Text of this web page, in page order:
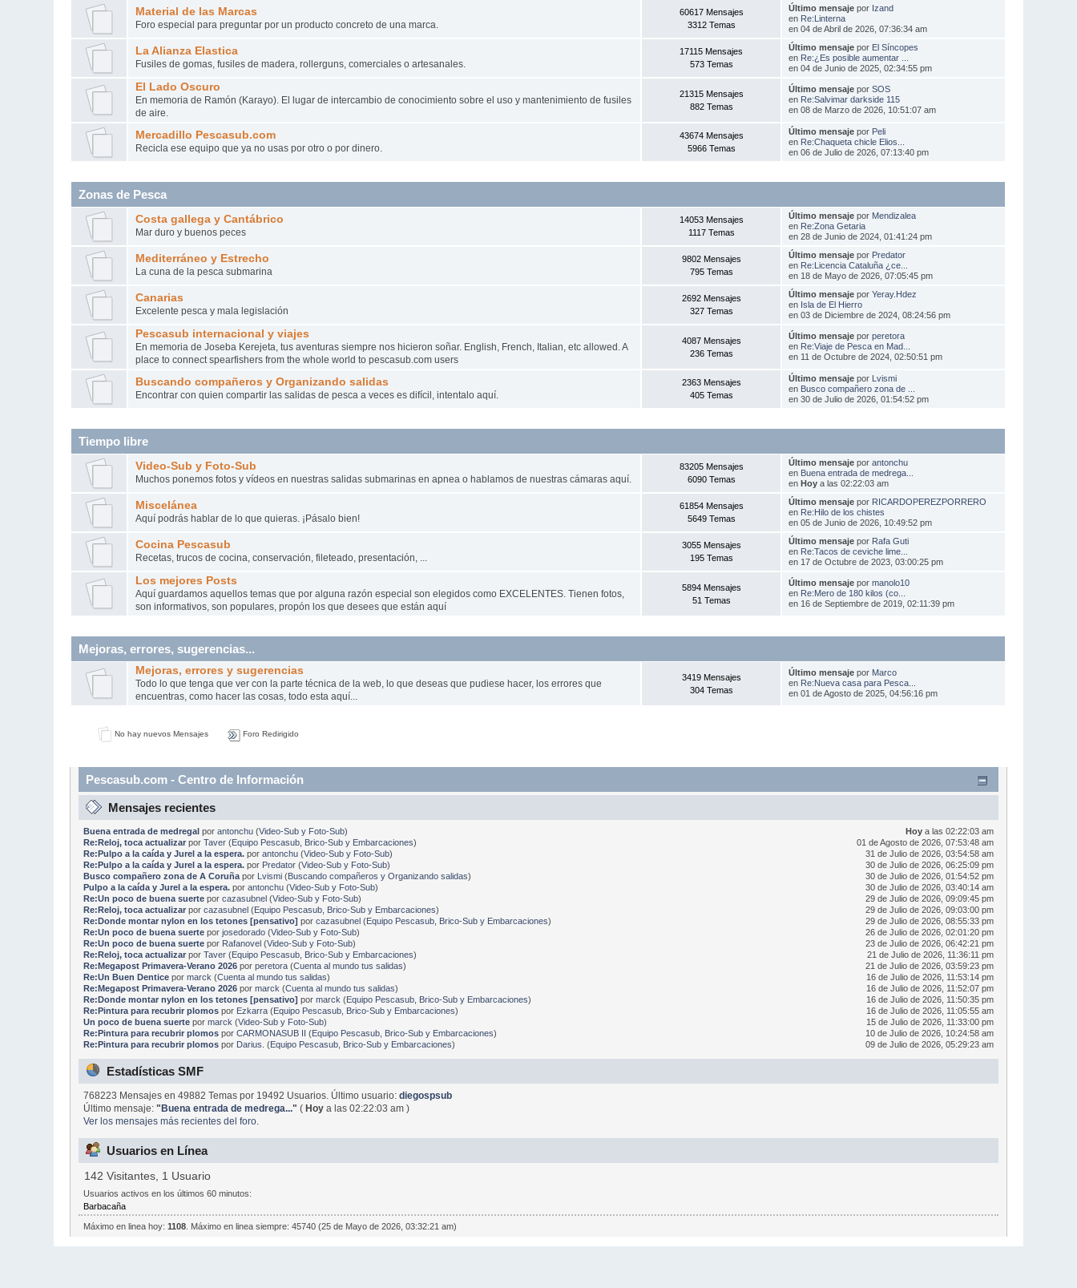
Material de las Marcas
Foro especial para preguntar por un producto concreto de una marca.
60617 Mensajes
3312 Temas
Último mensajepor Izand
en Re:Linterna
en 04 de Abril de 2026, 07:36:34 am
La Alianza Elastica
Fusiles de gomas, fusiles de madera, rollerguns, comerciales o artesanales.
17115 Mensajes
573 Temas
Último mensajepor El Síncopes
en Re:¿Es posible aumentar ...
en 04 de Junio de 2025, 02:34:55 pm
El Lado Oscuro
En memoria de Ramón (Karayo). El lugar de intercambio de conocimiento sobre el uso y mantenimiento de fusiles
de aire.
21315 Mensajes
882 Temas
Último mensajepor SOS
en Re:Salvimar darkside 115
en 08 de Marzo de 2026, 10:51:07 am
Mercadillo Pescasub.com
Recicla ese equipo que ya no usas por otro o por dinero.
43674 Mensajes
5966 Temas
Último mensajepor Peli
en Re:Chaqueta chicle Elios...
en 06 de Julio de 2026, 07:13:40 pm
Zonas de Pesca
Costa gallega y Cantábrico
Mar duro y buenos peces
14053 Mensajes
1117 Temas
Último mensajepor Mendizalea
en Re:Zona Getaria
en 28 de Junio de 2024, 01:41:24 pm
Mediterráneo y Estrecho
La cuna de la pesca submarina
9802 Mensajes
795 Temas
Último mensajepor Predator
en Re:Licencia Cataluña ¿ce...
en 18 de Mayo de 2026, 07:05:45 pm
Canarias
Excelente pesca y mala legislación
2692 Mensajes
327 Temas
Último mensajepor Yeray.Hdez
en Isla de El Hierro
en 03 de Diciembre de 2024, 08:24:56 pm
Pescasub internacional y viajes
En memoria de Joseba Kerejeta, tus aventuras siempre nos hicieron soñar. English, French, Italian, etc allowed. A
place to connect spearfishers from the whole world to pescasub.com users
4087 Mensajes
236 Temas
Último mensajepor peretora
en Re:Viaje de Pesca en Mad...
en 11 de Octubre de 2024, 02:50:51 pm
Buscando compañeros y Organizando salidas
Encontrar con quien compartir las salidas de pesca a veces es difícil, intentalo aquí­.
2363 Mensajes
405 Temas
Último mensajepor Lvismi
en Busco compañero zona de ...
en 30 de Julio de 2026, 01:54:52 pm
Tiempo libre
Video-Sub y Foto-Sub
Muchos ponemos fotos y vídeos en nuestras salidas submarinas en apnea o hablamos de nuestras cámaras aquí.
83205 Mensajes
6090 Temas
Último mensajepor antonchu
en Buena entrada de medrega...
en Hoya las 02:22:03 am
Miscelánea
Aquí podrás hablar de lo que quieras. ¡Pásalo bien!
61854 Mensajes
5649 Temas
Último mensajepor RICARDOPEREZPORRERO
en Re:Hilo de los chistes
en 05 de Junio de 2026, 10:49:52 pm
Cocina Pescasub
Recetas, trucos de cocina, conservación, fileteado, presentación, ...
3055 Mensajes
195 Temas
Último mensajepor Rafa Guti
en Re:Tacos de ceviche lime...
en 17 de Octubre de 2023, 03:00:25 pm
Los mejores Posts
Aquí­ guardamos aquellos temas que por alguna razón especial son elegidos como EXCELENTES. Tienen fotos,
son informativos, son populares, propón los que desees que están aquí­
5894 Mensajes
51 Temas
Último mensajepor manolo10
en Re:Mero de 180 kilos (co...
en 16 de Septiembre de 2019, 02:11:39 pm
Mejoras, errores, sugerencias...
Mejoras, errores y sugerencias
Todo lo que tenga que ver con la parte técnica de la web, lo que deseas que pudiese hacer, los errores que
encuentras, como hacer las cosas, todo esta aquí...
3419 Mensajes
304 Temas
Último mensajepor Marco
en Re:Nueva casa para Pesca...
en 01 de Agosto de 2025, 04:56:16 pm
No hay nuevos Mensajes Foro Redirigido
Pescasub.com - Centro de Información
Mensajes recientes
Buena entrada de medregalpor antonchu(Video-Sub y Foto-Sub) Hoy a las 02:22:03 am
Re:Reloj, toca actualizarpor Taver(Equipo Pescasub, Brico-Sub y Embarcaciones)
01 de Agosto de 2026, 07:53:48 am
Re:Pulpo a la caída y Jurel a la espera.por antonchu(Video-Sub y Foto-Sub)
31 de Julio de 2026, 03:54:58 am
Re:Pulpo a la caída y Jurel a la espera.por Predator(Video-Sub y Foto-Sub)
30 de Julio de 2026, 06:25:09 pm
Busco compañero zona de A Coruñapor Lvismi(Buscando compañeros y Organizando salidas)
30 de Julio de 2026, 01:54:52 pm
Pulpo a la caída y Jurel a la espera.por antonchu(Video-Sub y Foto-Sub)
30 de Julio de 2026, 03:40:14 am
Re:Un poco de buena suertepor cazasubnel(Video-Sub y Foto-Sub)
29 de Julio de 2026, 09:09:45 pm
Re:Reloj, toca actualizarpor cazasubnel(Equipo Pescasub, Brico-Sub y Embarcaciones)
29 de Julio de 2026, 09:03:00 pm
Re:Donde montar nylon en los tetones [pensativo] por cazasubnel(Equipo Pescasub, Brico-Sub y Embarcaciones)
29 de Julio de 2026, 08:55:33 pm
Re:Un poco de buena suertepor josedorado(Video-Sub y Foto-Sub)
26 de Julio de 2026, 02:01:20 pm
Re:Un poco de buena suertepor Rafanovel(Video-Sub y Foto-Sub)
23 de Julio de 2026, 06:42:21 pm
Re:Reloj, toca actualizarpor Taver(Equipo Pescasub, Brico-Sub y Embarcaciones)
21 de Julio de 2026, 11:36:11 pm
Re:Megapost Primavera-Verano 2026por peretora(Cuenta al mundo tus salidas)
21 de Julio de 2026, 03:59:23 pm
Re:Un Buen Denticepor marck (Cuenta al mundo tus salidas)
16 de Julio de 2026, 11:53:14 pm
Re:Megapost Primavera-Verano 2026por marck (Cuenta al mundo tus salidas)
16 de Julio de 2026, 11:52:07 pm
Re:Donde montar nylon en los tetones [pensativo] por marck (Equipo Pescasub, Brico-Sub y Embarcaciones)
16 de Julio de 2026, 11:50:35 pm
Re:Pintura para recubrir plomospor Ezkarra(Equipo Pescasub, Brico-Sub y Embarcaciones)
16 de Julio de 2026, 11:05:55 am
Un poco de buena suertepor marck (Video-Sub y Foto-Sub)
15 de Julio de 2026, 11:33:00 pm
Re:Pintura para recubrir plomospor CARMONASUB II (Equipo Pescasub, Brico-Sub y Embarcaciones)
10 de Julio de 2026, 10:24:58 am
Re:Pintura para recubrir plomospor Darius. (Equipo Pescasub, Brico-Sub y Embarcaciones) 09 de Julio de 2026, 05:29:23 am
Estadísticas SMF
768223 Mensajes en 49882 Temas por 19492 Usuarios. Último usuario:diegospsub
Último mensaje:" Buena entrada de medrega..." ( Hoy a las 02:22:03 am )
Ver los mensajes más recientes del foro.
Usuarios en Línea
142 Visitantes, 1 Usuario
Usuarios activos en los últimos 60 minutos:
Barbacaña
Máximo en linea hoy: 1108. Máximo en linea siempre: 45740 (25 de Mayo de 2026, 03:32:21 am)